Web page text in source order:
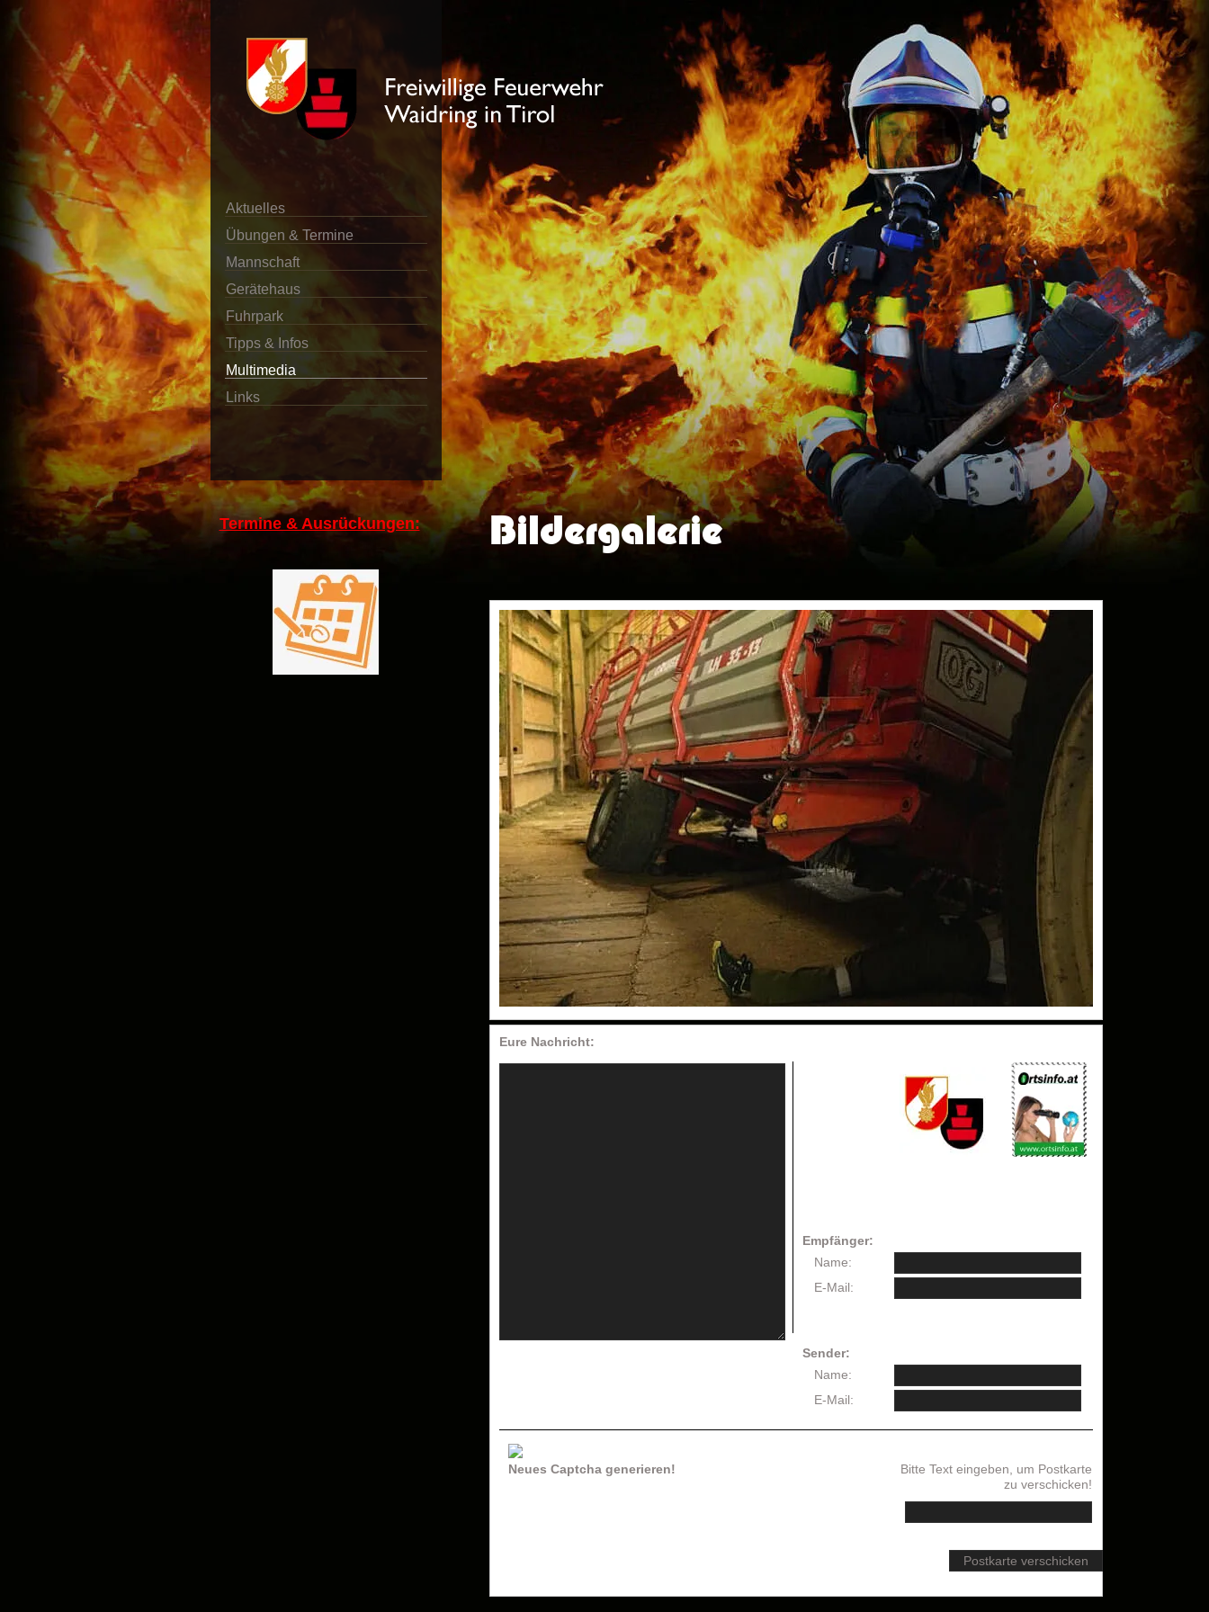
Aktuelles
Übungen & Termine
Mannschaft
Gerätehaus
Fuhrpark
Tipps & Infos
Multimedia
Links
Termine & Ausrückungen: Bildergalerie
Eure Nachricht:
Empfänger:
Name:
E-Mail:
Sender:
Name:
E-Mail:
Neues Captcha generieren!
Bitte Text eingeben, um Postkarte
zu verschicken!